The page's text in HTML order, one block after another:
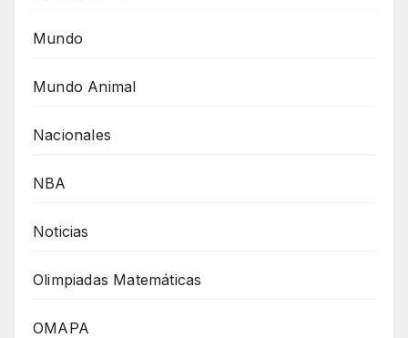
Mundo
Mundo Animal
Nacionales
NBA
Noticias
Olimpiadas Matemáticas
OMAPA